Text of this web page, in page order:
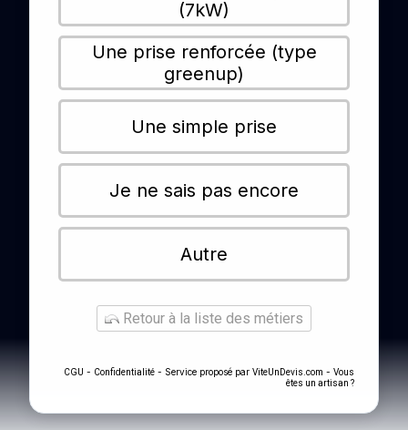
(7kW)
Une prise renforcée (type
greenup)
Une simple prise
Je ne sais pas encore
Autre
Retour à la liste des métiers
CGU - Confidentialité - Service proposé par ViteUnDevis.com - Vous
êtes un artisan ?